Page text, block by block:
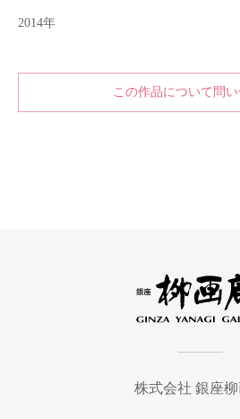
2014年
この作品について問
株式会社 銀座